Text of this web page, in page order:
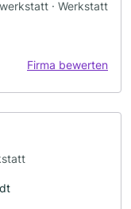
· Werkstatt
Firma bewerten